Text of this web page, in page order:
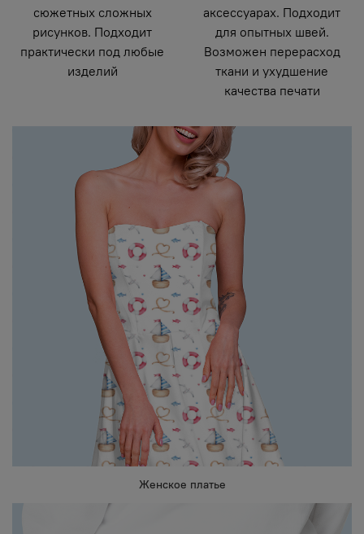
сюжетных сложных
рисунков. Подходит
практически под любые
изделий
аксессуарах. Подходит
для опытных швей.
Возможен перерасход
ткани и ухудшение
качества печати
Женское платье